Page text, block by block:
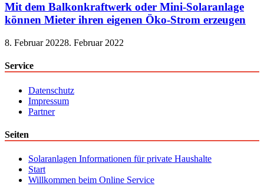
Mit dem Balkonkraftwerk oder Mini-Solaranlage
können Mieter ihren eigenen Öko-Strom erzeugen
8. Februar 20228. Februar 2022
Service
Datenschutz
Impressum
Partner
Seiten
Solaranlagen Informationen für private Haushalte
Start
Willkommen beim Online Service